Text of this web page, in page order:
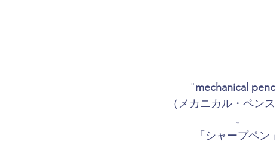
"mechanical
（メカニカル・ペンス
↓
「シャープペン」